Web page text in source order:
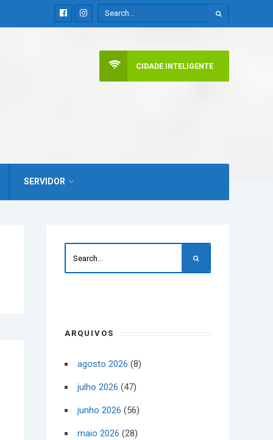
SERVIDOR
CIDADE INTELIGENTE
ARQUIVOS
agosto 2026 (8)
julho 2026 (47)
junho 2026 (56)
maio 2026 (28)